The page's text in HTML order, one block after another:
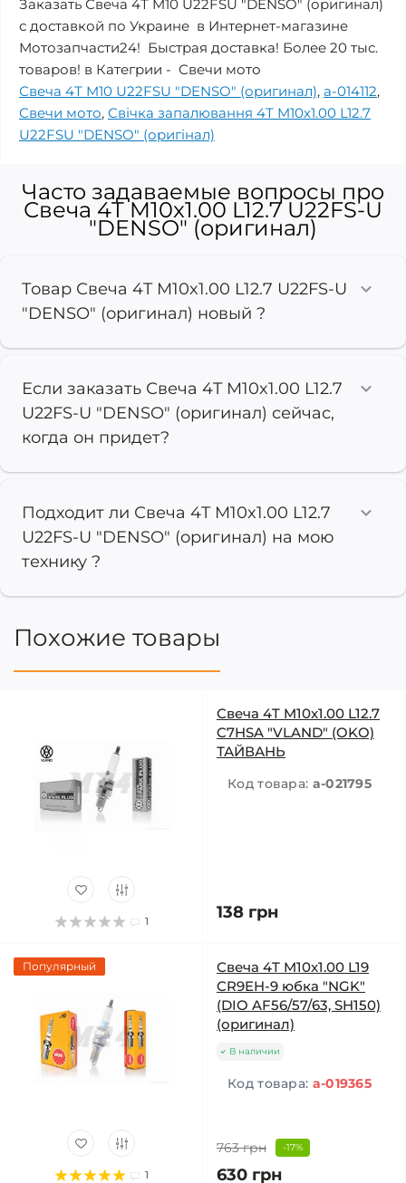
Заказать Свеча 4Т M10 U22FSU "DENSO" (оригинал)
с доставкой по Украине в Интернет-магазине
Мотозапчасти24! Быстрая доставка! Более 20 тыс.
товаров! в Категрии - Свечи мото
Свеча 4Т M10 U22FSU "DENSO" (оригинал), a-014112,
Свечи мото, Свічка запалювання 4Т M10x1.00 L12.7
U22FSU "DENSO" (оригінал)
Часто задаваемые вопросы про
Свеча 4T M10x1.00 L12.7 U22FS-U
"DENSO" (оригинал)
Товар Свеча 4T M10x1.00 L12.7 U22FS-U
"DENSO" (оригинал) новый ?
Если заказать Свеча 4T M10x1.00 L12.7
U22FS-U "DENSO" (оригинал) сейчас,
когда он придет?
Подходит ли Свеча 4T M10x1.00 L12.7
U22FS-U "DENSO" (оригинал) на мою
технику ?
Похожие товары
1
Свеча 4T M10x1.00 L12.7
C7HSA "VLAND" (OKO)
ТАЙВАНЬ
Код товара: a-021795
138 грн
Популярный
1
Свеча 4T M10x1.00 L19
CR9EH-9 юбка "NGK"
(DIO AF56/57/63, SH150)
(оригинал)
В наличии
Код товара: a-019365
763 грн -17%
630 грн